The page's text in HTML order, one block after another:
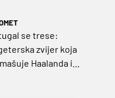
se trese:
zvijer koja
Haalanda i